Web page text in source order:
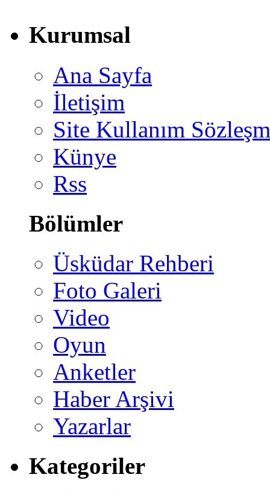
Kurumsal
Ana Sayfa
İletişim
Site Kullanım
Künye
Rss
Bölümler
Üsküdar Rehberi
Foto Galeri
Video
Oyun
Anketler
Haber Arşivi
Yazarlar
Kategoriler